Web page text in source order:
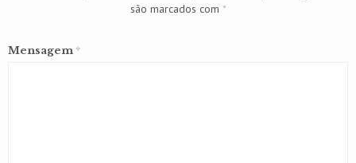
são marcados com *
Mensagem *